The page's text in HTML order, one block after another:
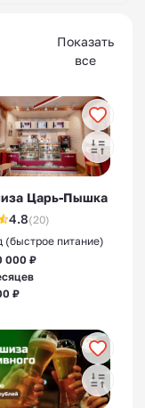
Показать
все
Царь-Пышка
4.8(20)
(быстрое питание)
000 ₽
₽